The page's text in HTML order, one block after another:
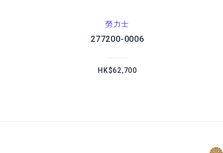
勞力士
277200-0006
HK$62,700